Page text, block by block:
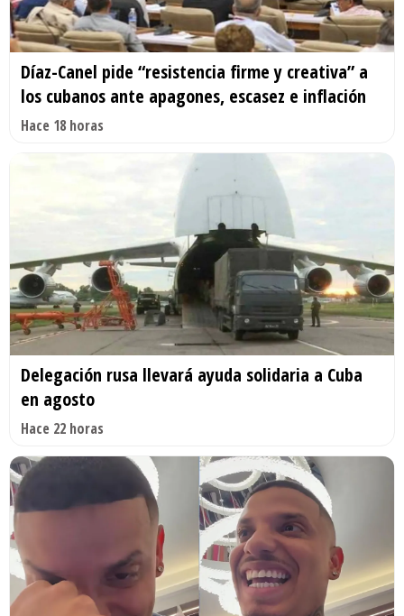
Díaz-Canel pide “resistencia firme y creativa” a
los cubanos ante apagones, escasez e inflación
Hace 18 horas
Delegación rusa llevará ayuda solidaria a Cuba
en agosto
Hace 22 horas